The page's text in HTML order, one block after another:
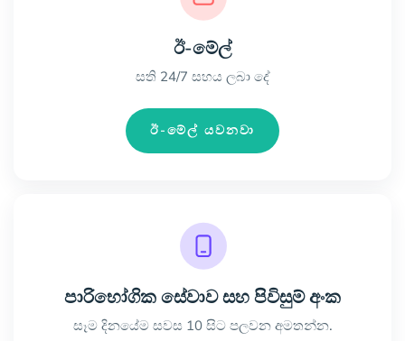
ඊ-මේල්
සති 24/7 සහය ලබා දේ
ඊ-මේල් යවනවා
පාරිභෝගික සේවාව සහ පිවිසුම් අංක
සෑම දිනයේම සවස 10 සිට පලවන අමතන්න.